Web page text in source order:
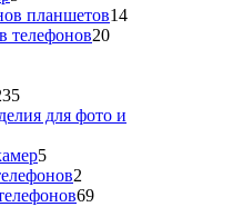
товаров
планшетов1414
телефонов2020
235
товаров
для фото и
55
товаров
2
товара
6969